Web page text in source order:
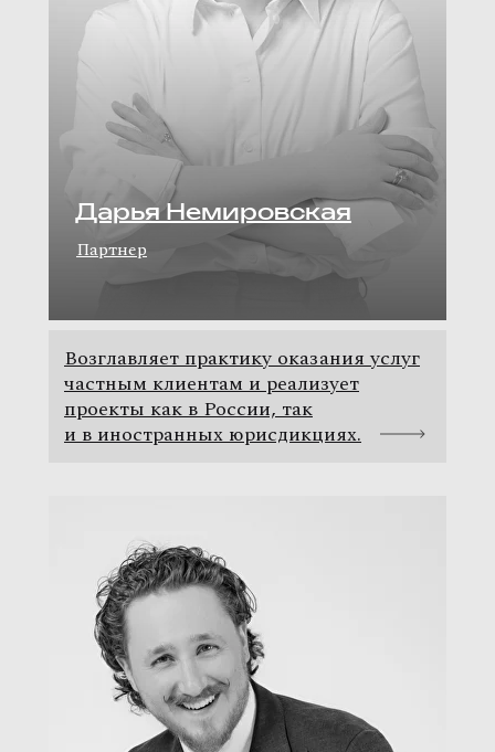
Дарья Немировская
Партнер
Возглавляет практику оказания услуг
частным клиентам и реализует
проекты как в России, так
и в иностранных юрисдикциях.